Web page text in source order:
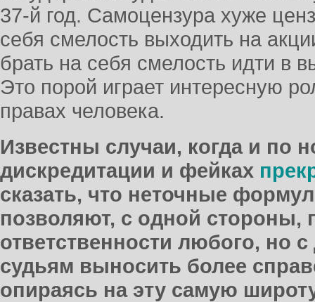
37-й год. Самоцензура хуже
себя смелость выходить на
брать на себя смелость идти в
Это порой играет интересную
правах человека.
Известны случаи, когда и по
дискредитации и фейках
сказать, что неточные
позволяют, с одной стороны,
ответственности любого, но
судьям выносить более
опираясь на эту самую